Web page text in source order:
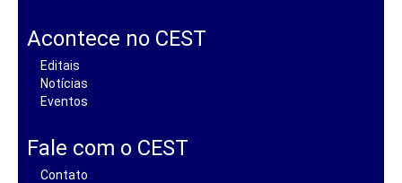
Acontece no CEST
Editais
Notícias
Eventos
Fale com o CEST
Contato